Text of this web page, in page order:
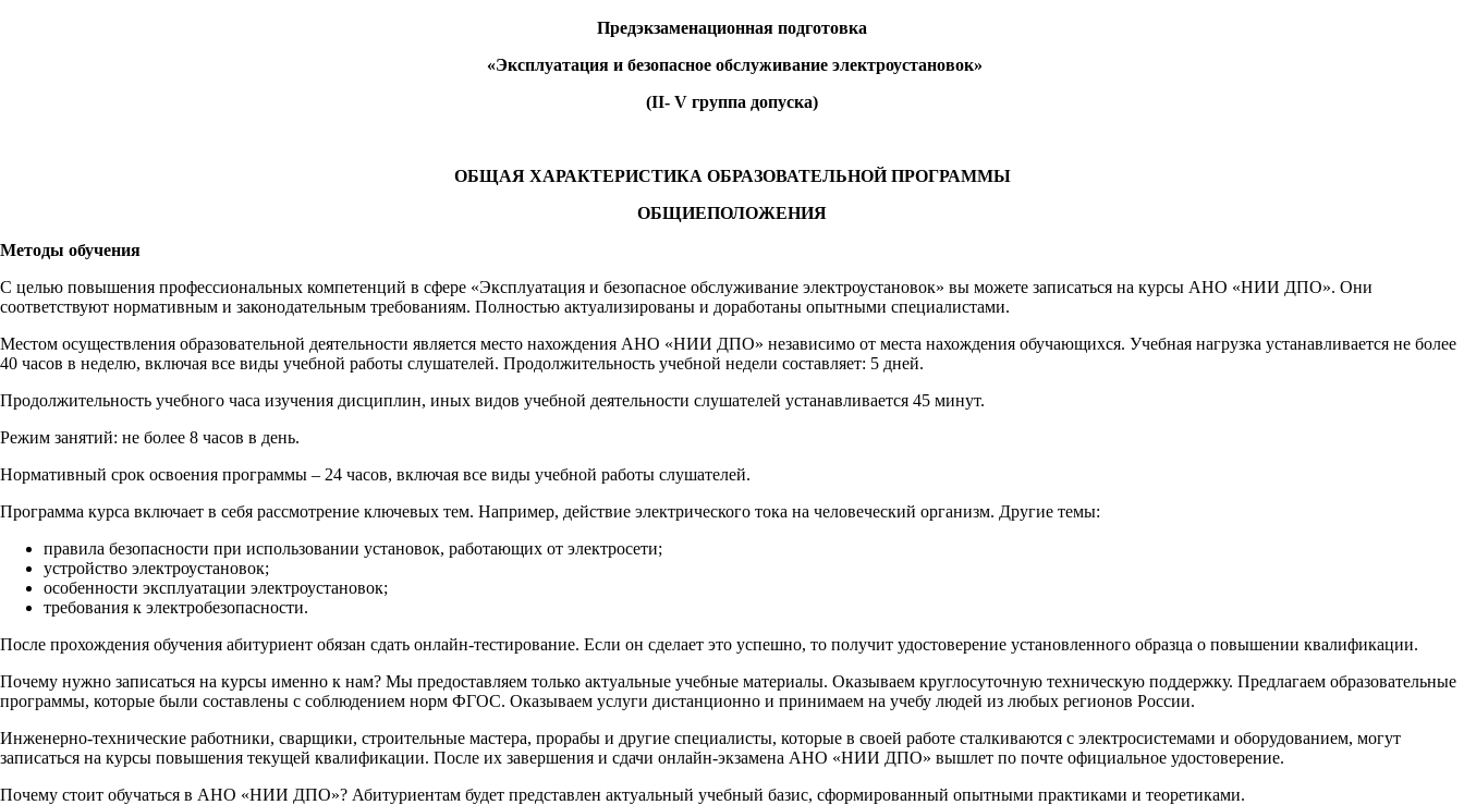
Предэкзаменационная подготовка
«Эксплуатация и безопасное обслуживание электроустановок»
(II- V группа допуска)
ОБЩАЯ ХАРАКТЕРИСТИКА ОБРАЗОВАТЕЛЬНОЙ ПРОГРАММЫ
ОБЩИЕПОЛОЖЕНИЯ
Методы обучения
С целью повышения профессиональных компетенций в сфере «Эксплуатация и безопасное обслуживание электроустановок» вы можете записаться на курсы АНО «НИИ ДПО». Они
соответствуют нормативным и законодательным требованиям. Полностью актуализированы и доработаны опытными специалистами.
Местом осуществления образовательной деятельности является место нахождения АНО «НИИ ДПО» независимо от места нахождения обучающихся. Учебная нагрузка устанавливается не более
40 часов в неделю, включая все виды учебной работы слушателей. Продолжительность учебной недели составляет: 5 дней.
Продолжительность учебного часа изучения дисциплин, иных видов учебной деятельности слушателей устанавливается 45 минут.
Режим занятий: не более 8 часов в день.
Нормативный срок освоения программы – 24 часов, включая все виды учебной работы слушателей.
Программа курса включает в себя рассмотрение ключевых тем. Например, действие электрического тока на человеческий организм. Другие темы:
правила безопасности при использовании установок, работающих от электросети;
устройство электроустановок;
особенности эксплуатации электроустановок;
требования к электробезопасности.
После прохождения обучения абитуриент обязан сдать онлайн-тестирование. Если он сделает это успешно, то получит удостоверение установленного образца о повышении квалификации.
Почему нужно записаться на курсы именно к нам? Мы предоставляем только актуальные учебные материалы. Оказываем круглосуточную техническую поддержку. Предлагаем образовательные
программы, которые были составлены с соблюдением норм ФГОС. Оказываем услуги дистанционно и принимаем на учебу людей из любых регионов России.
Инженерно-технические работники, сварщики, строительные мастера, прорабы и другие специалисты, которые в своей работе сталкиваются с электросистемами и оборудованием, могут
записаться на курсы повышения текущей квалификации. После их завершения и сдачи онлайн-экзамена АНО «НИИ ДПО» вышлет по почте официальное удостоверение.
Почему стоит обучаться в АНО «НИИ ДПО»? Абитуриентам будет представлен актуальный учебный базис, сформированный опытными практиками и теоретиками.